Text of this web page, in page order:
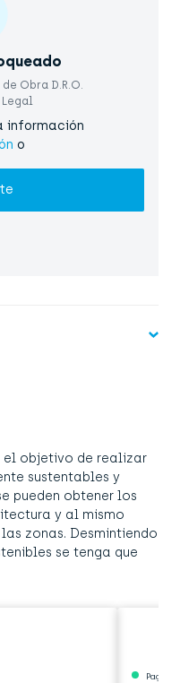
Obra D.R.O.
información
o
el objetivo de realizar
sustentables y
pueden obtener los
y al mismo
zonas. Desmintiendo
se tenga que
Pagado